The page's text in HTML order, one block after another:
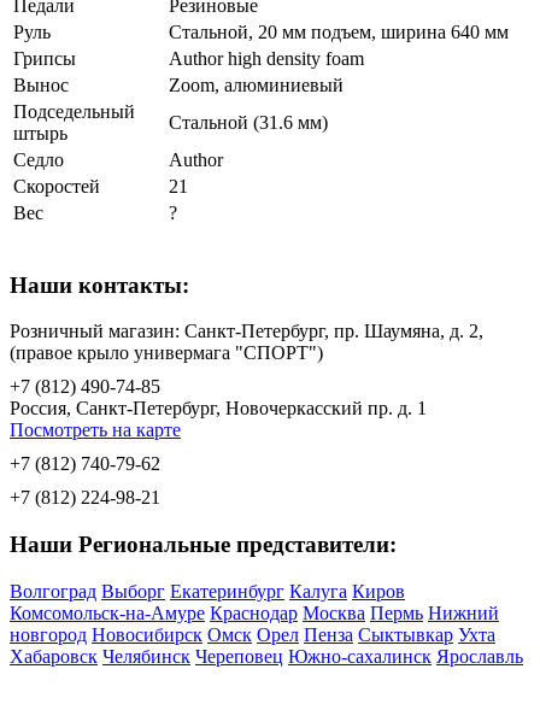
Педали
Резиновые
Руль
Стальной, 20 мм подъем, ширина 640 мм
Грипсы
Author high density foam
Вынос
Zoom, алюминиевый
Подседельный
штырь
Стальной (31.6 мм)
Седло
Author
Скоростей
21
Вес
?
Наши контакты:
Розничный магазин: Санкт-Петербург, пр. Шаумяна, д. 2,
(правое крыло универмага "СПОРТ")
+7 (812) 490-74-85
Россия, Санкт-Петербург, Новочеркасский пр. д. 1
Посмотреть на карте
+7 (812) 740-79-62
+7 (812) 224-98-21
Наши Региональные представители:
Волгоград Выборг Екатеринбург Калуга Киров
Комсомольск-на-Амуре Краснодар Москва Пермь Нижний
новгород Новосибирск Омск Орел Пенза Сыктывкар Ухта
Хабаровск Челябинск Череповец Южно-сахалинск Ярославль